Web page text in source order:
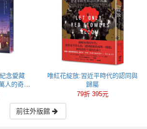
念愛藏
人的奇蹟
動落淚
唯紅花綻放:習近平時代的認同與
歸屬
79折 395元
前往外版館